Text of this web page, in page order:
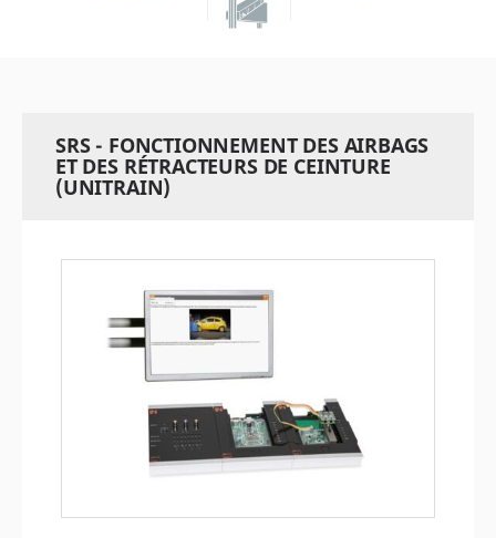
SRS - FONCTIONNEMENT DES AIRBAGS
ET DES RÉTRACTEURS DE CEINTURE
(UNITRAIN)